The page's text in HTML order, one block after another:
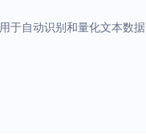
于自动识别和量化文本数